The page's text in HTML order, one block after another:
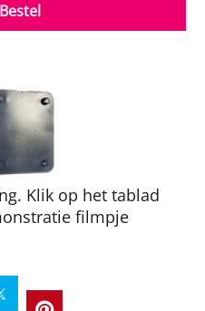
Bestel
Klik op het tablad
filmpje